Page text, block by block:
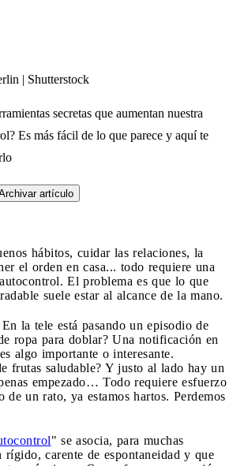
| Shutterstock
secretas que aumentan nuestra
Es más fácil de lo que parece y aquí te
artículo
hábitos, cuidar las relaciones, la
el orden en casa... todo requiere una
El problema es que lo que
suele estar al alcance de la mano.
la tele está pasando un episodio de
ropa para doblar? Una notificación en
algo importante o interesante.
frutas saludable? Y justo al lado hay un
empezado… Todo requiere esfuerzo
de un rato, ya estamos hartos. Perdemos
" se asocia, para muchas
rígido, carente de espontaneidad y que